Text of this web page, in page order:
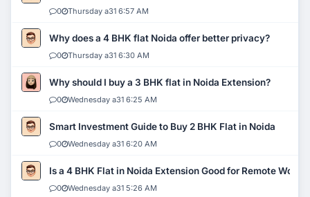
0 Thursday a31 6:57 AM
Why does a 4 BHK flat Noida offer better privacy?
0 Thursday a31 6:30 AM
Why should I buy a 3 BHK flat in Noida Extension?
0 Wednesday a31 6:25 AM
Smart Investment Guide to Buy 2 BHK Flat in Noida
0 Wednesday a31 6:20 AM
Is a 4 BHK Flat in Noida Extension Good for Remote Work?
0 Wednesday a31 5:26 AM